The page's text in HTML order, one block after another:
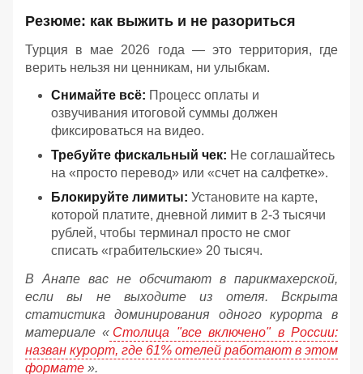
Резюме: как выжить и не разориться
Турция в мае 2026 года — это территория, где
верить нельзя ни ценникам, ни улыбкам.
Снимайте всё: Процесс оплаты и
озвучивания итоговой суммы должен
фиксироваться на видео.
Требуйте фискальный чек: Не соглашайтесь
на «просто перевод» или «счет на салфетке».
Блокируйте лимиты: Установите на карте,
которой платите, дневной лимит в 2-3 тысячи
рублей, чтобы терминал просто не смог
списать «грабительские» 20 тысяч.
В Анапе вас не обсчитают в парикмахерской,
если вы не выходите из отеля. Вскрыта
статистика доминирования одного курорта в
материале « Столица "все включено" в России:
назван курорт, где 61% отелей работают в этом
формате ».